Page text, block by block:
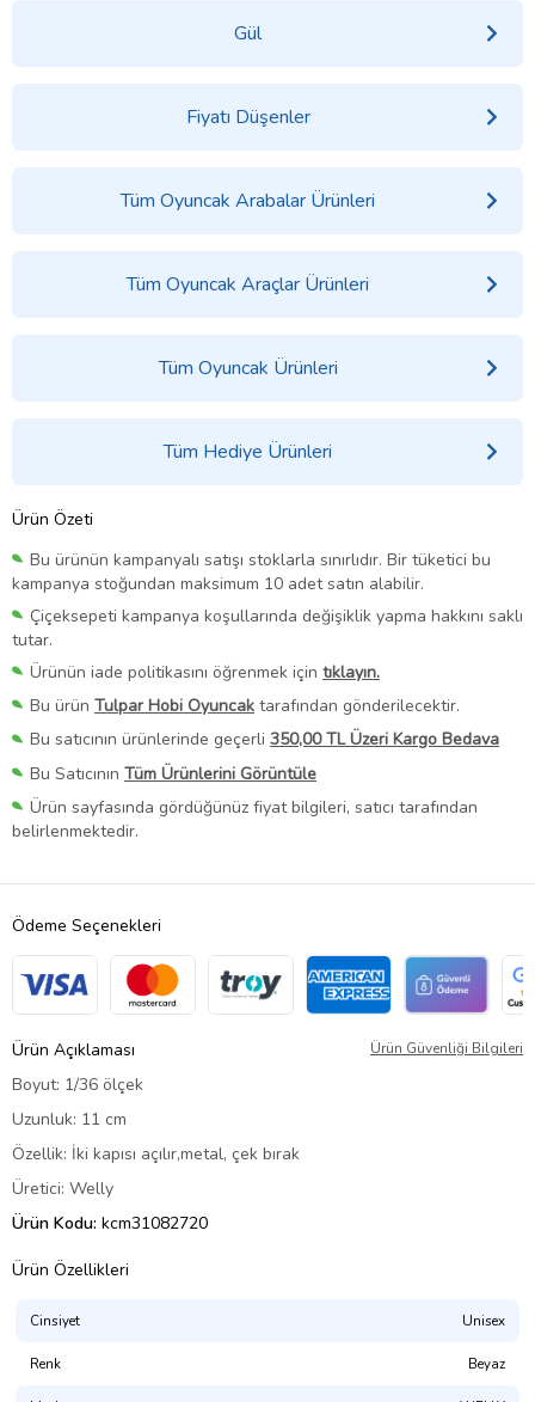
Gül
Fiyatı Düşenler
Tüm Oyuncak Arabalar Ürünleri
Tüm Oyuncak Araçlar Ürünleri
Tüm Oyuncak Ürünleri
Tüm Hediye Ürünleri
Ürün Özeti
Bu ürünün kampanyalı satışı stoklarla sınırlıdır. Bir tüketici bu
kampanya stoğundan maksimum 10 adet satın alabilir.
Çiçeksepeti kampanya koşullarında değişiklik yapma hakkını saklı
tutar.
Ürünün iade politikasını öğrenmek için tıklayın.
Bu ürün Tulpar Hobi Oyuncak tarafından gönderilecektir.
Bu satıcının ürünlerinde geçerli 350,00 TL Üzeri Kargo Bedava
Bu Satıcının Tüm Ürünlerini Görüntüle
Ürün sayfasında gördüğünüz fiyat bilgileri, satıcı tarafından
belirlenmektedir.
Ödeme Seçenekleri
Ürün Açıklaması Ürün Güvenliği Bilgileri
Boyut: 1/36 ölçek
Uzunluk: 11 cm
Özellik: İki kapısı açılır,metal, çek bırak
Üretici: Welly
Ürün Kodu: kcm31082720
Ürün Özellikleri
Cinsiyet Unisex
Renk Beyaz